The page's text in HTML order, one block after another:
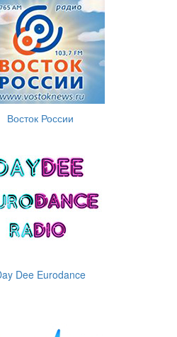
Восток России
Dee Eurodance